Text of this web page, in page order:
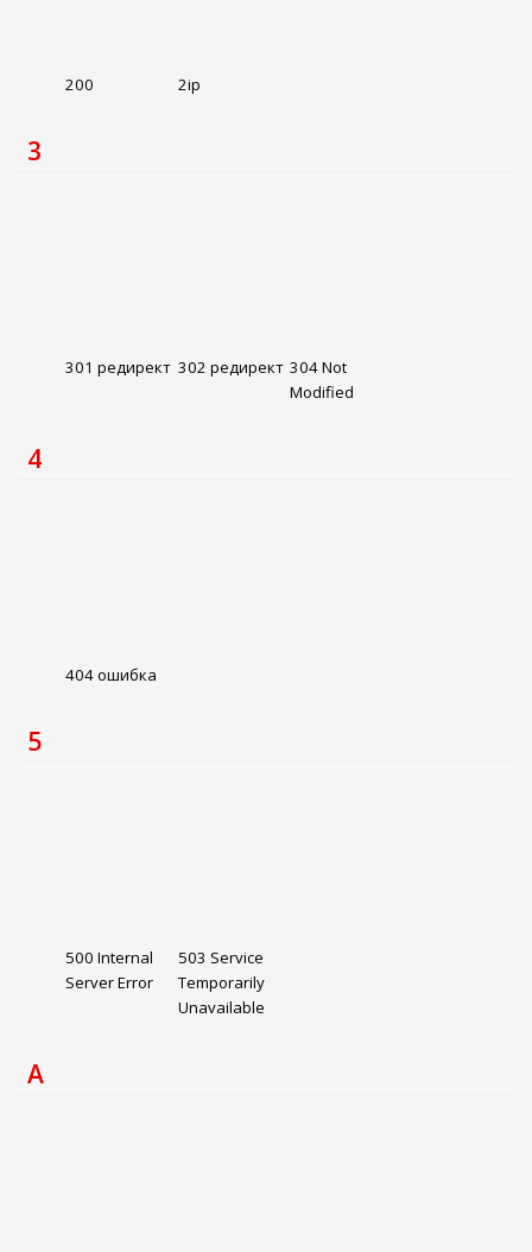
200 2ip
3
301 редирект 302 редирект 304 Not
Modified
4
404 ошибка
5
500 Internal
Server Error
503 Service
Temporarily
Unavailable
A